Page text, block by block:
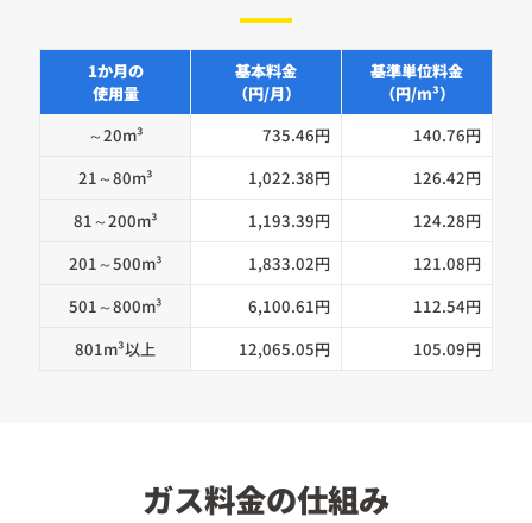
1か月の
使用量
基本料金
（円/月）
基準単位料金
（円/m³）
～20m³
735.46円
140.76円
21～80m³
1,022.38円
126.42円
81～200m³
1,193.39円
124.28円
201～500m³
1,833.02円
121.08円
501～800m³
6,100.61円
112.54円
801m³以上
12,065.05円 105.09円
ガス料金の仕組み